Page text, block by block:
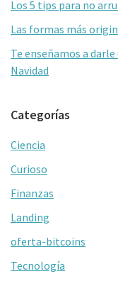
Los 5 tips para no
Las formas más
Te enseñamos a
Navidad
Categorías
Ciencia
Curioso
Finanzas
Landing
oferta-bitcoins
Tecnología